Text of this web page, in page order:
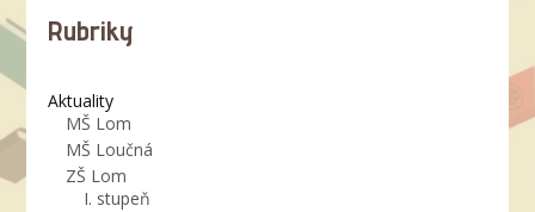
Rubriky
Aktuality
MŠ Lom
MŠ Loučná
ZŠ Lom
I. stupeň